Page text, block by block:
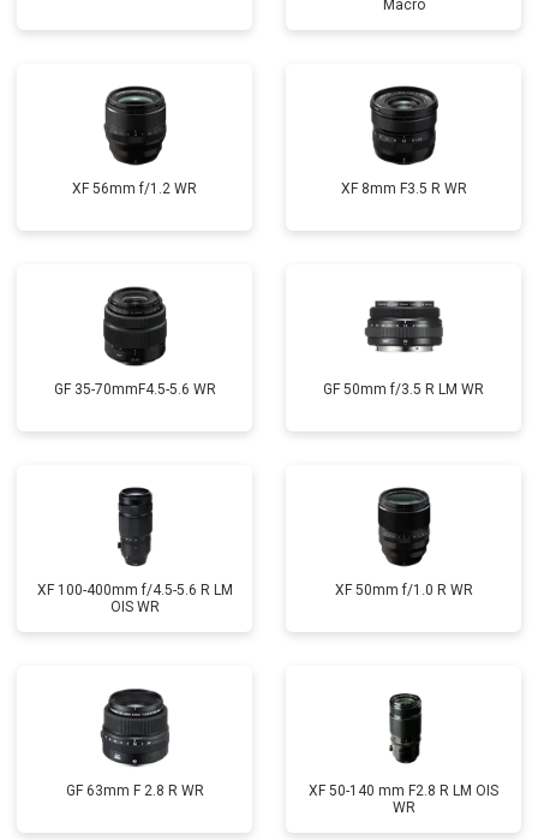
Macro
XF 56mm f/1.2 WR XF 8mm F3.5 R WR
GF 35-70mmF4.5-5.6 WR GF 50mm f/3.5 R LM WR
XF 100-400mm f/4.5-5.6 R LM
OIS WR
XF 50mm f/1.0 R WR
GF 63mm F 2.8 R WR
XF 50-140 mm F2.8 R LM OIS
WR